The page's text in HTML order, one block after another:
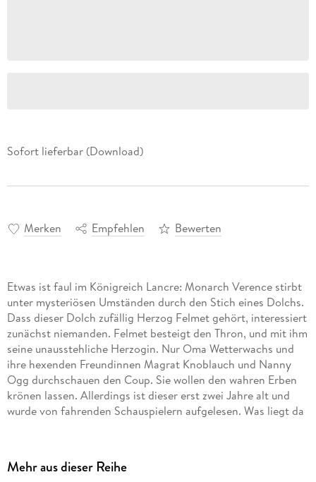
Sofort lieferbar (Download)
Merken Empfehlen Bewerten
Etwas ist faul im Königreich Lancre: Monarch Verence stirbt
unter mysteriösen Umständen durch den Stich eines Dolchs.
Dass dieser Dolch zufällig Herzog Felmet gehört, interessiert
zunächst niemanden. Felmet besteigt den Thron, und mit ihm
seine unausstehliche Herzogin. Nur Oma Wetterwachs und
ihre hexenden Freundinnen Magrat Knoblauch und Nanny
Ogg durchschauen den Coup. Sie wollen den wahren Erben
krönen lassen. Allerdings ist dieser erst zwei Jahre alt und
wurde von fahrenden Schauspielern aufgelesen. Was liegt da
Thron ist?
Mehr aus dieser Reihe